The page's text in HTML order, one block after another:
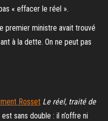
« effacer le réel ».
premier ministre avait trouvé
à la dette. On ne peut pas
Rosset Le réel, traité de
sans double : il n’offre ni